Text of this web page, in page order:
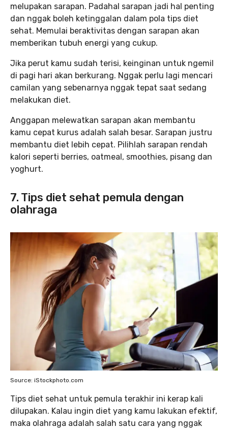
melupakan sarapan. Padahal sarapan jadi hal penting
dan nggak boleh ketinggalan dalam pola tips diet
sehat. Memulai beraktivitas dengan sarapan akan
memberikan tubuh energi yang cukup.
Jika perut kamu sudah terisi, keinginan untuk ngemil
di pagi hari akan berkurang. Nggak perlu lagi mencari
camilan yang sebenarnya nggak tepat saat sedang
melakukan diet.
Anggapan melewatkan sarapan akan membantu
kamu cepat kurus adalah salah besar. Sarapan justru
membantu diet lebih cepat. Pilihlah sarapan rendah
kalori seperti berries, oatmeal, smoothies, pisang dan
yoghurt.
7. Tips diet sehat pemula dengan
olahraga
Source: iStockphoto.com
Tips diet sehat untuk pemula terakhir ini kerap kali
dilupakan. Kalau ingin diet yang kamu lakukan efektif,
maka olahraga adalah salah satu cara yang nggak